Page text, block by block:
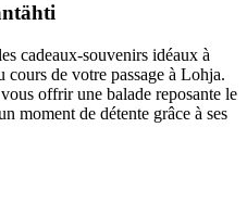
cadeaux-souvenirs idéaux à
de votre passage à Lohja.
offrir une balade reposante le
moment de détente grâce à ses